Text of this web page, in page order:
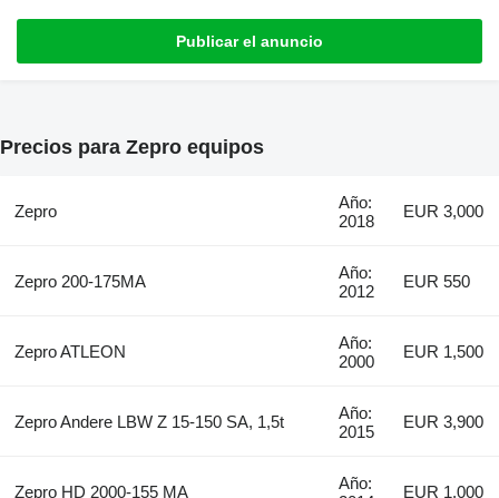
Publicar el anuncio
Precios para Zepro equipos
Zepro
Año:
2018
EUR 3,000
Zepro 200-175MA
Año:
2012
EUR 550
Zepro ATLEON
Año:
2000
EUR 1,500
Zepro Andere LBW Z 15-150 SA, 1,5t
Año:
2015
EUR 3,900
Zepro HD 2000-155 MA
Año:
EUR 1,000